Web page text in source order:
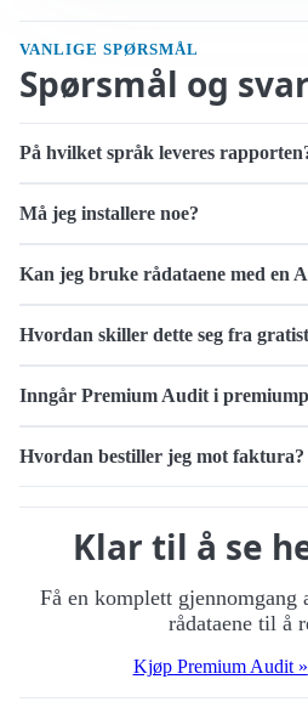
VANLIGE SPØRSMÅL
Spørsmål og svar
På hvilket språk leveres
Må jeg installere noe?
Kan jeg bruke rådataene med en
Hvordan skiller dette seg fra
Inngår Premium Audit i
Hvordan bestiller jeg mot faktura?
Klar til å se
Få en komplett
rådataene til å
Kjøp Premium Audit »